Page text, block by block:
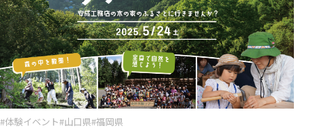
#体験イベント#山口県#福岡県